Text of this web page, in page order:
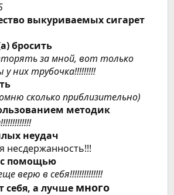
выкуриваемых сигарет
бросить
за мной, вот только
них трубочка!!!!!!!!!
сколько приблизительно)
методик
неудач
несдержанность!!!
с помощью
верю в себя!!!!!!!!!!!!!!
себя, а лучше много